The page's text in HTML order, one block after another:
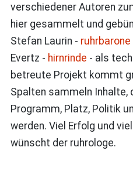
verschiedener Autoren
hier gesammelt und
Stefan Laurin - ruhrbarone
Evertz - hirnrinde - als
betreute Projekt kommt
Spalten sammeln Inhalte,
Programm, Platz, Politik
werden. Viel Erfolg und
wünscht der ruhrologe.